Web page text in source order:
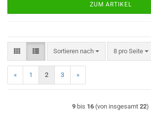
ZUM ARTIKEL
Sortieren nach
Sortieren nach 8 pro Seite
pro Seite
« 1 2 3 »
9 bis 16 (von insgesamt 22)